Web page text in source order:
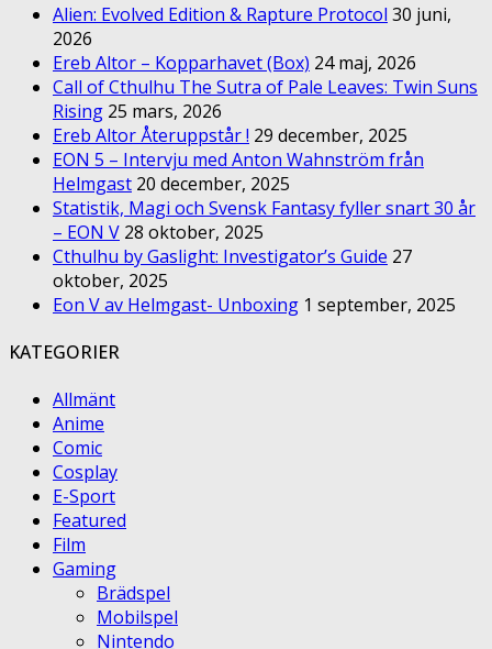
Alien: Evolved Edition & Rapture Protocol 30 juni,
2026
Ereb Altor – Kopparhavet (Box) 24 maj, 2026
Call of Cthulhu The Sutra of Pale Leaves: Twin Suns
Rising 25 mars, 2026
Ereb Altor Återuppstår ! 29 december, 2025
EON 5 – Intervju med Anton Wahnström från
Helmgast 20 december, 2025
Statistik, Magi och Svensk Fantasy fyller snart 30 år
– EON V 28 oktober, 2025
Cthulhu by Gaslight: Investigator’s Guide 27
oktober, 2025
Eon V av Helmgast- Unboxing 1 september, 2025
KATEGORIER
Allmänt
Anime
Comic
Cosplay
E-Sport
Featured
Film
Gaming
Brädspel
Mobilspel
Nintendo